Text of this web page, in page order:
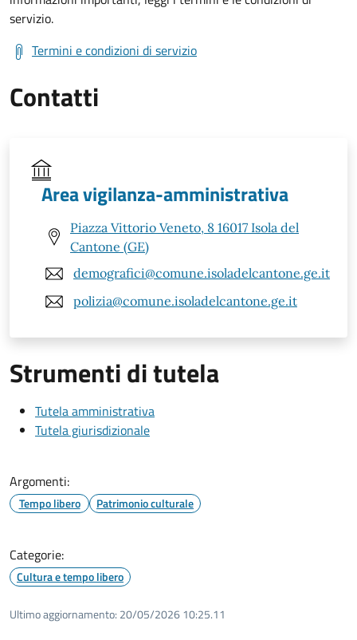
servizio.
Termini e condizioni di servizio
Contatti
Area vigilanza-amministrativa
Piazza Vittorio Veneto, 8 16017 Isola del
Cantone (GE)
demografici@comune.isoladelcantone.ge.it
polizia@comune.isoladelcantone.ge.it
Strumenti di tutela
Tutela amministrativa
Tutela giurisdizionale
Argomenti:
Tempo libero Patrimonio culturale
Categorie:
Cultura e tempo libero
Ultimo aggiornamento: 20/05/2026 10:25.11